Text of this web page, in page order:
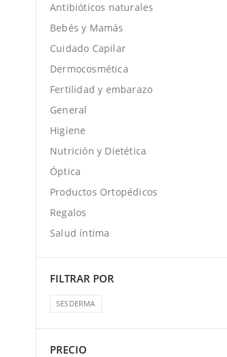
Antibióticos naturales
Bebés y Mamás
Cuidado Capilar
Dermocosmética
Fertilidad y embarazo
General
Higiene
Nutrición y Dietética
Óptica
Productos Ortopédicos
Regalos
Salud íntima
FILTRAR POR
SESDERMA
PRECIO